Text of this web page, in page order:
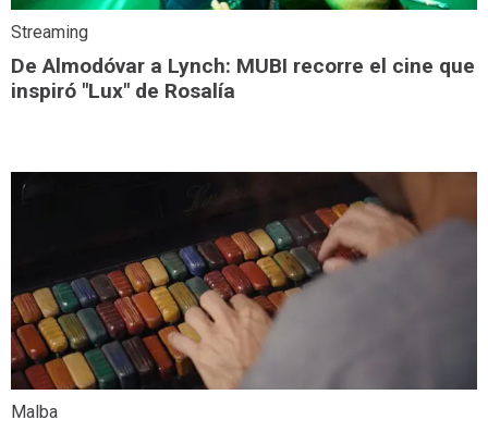
Streaming
De Almodóvar a Lynch: MUBI recorre el cine que
inspiró "Lux" de Rosalía
Malba